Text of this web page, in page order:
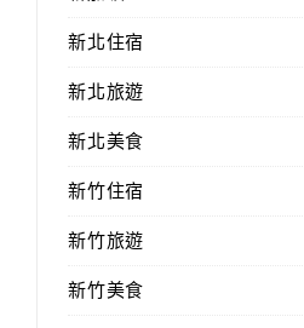
新北住宿
新北旅遊
新北美食
新竹住宿
新竹旅遊
新竹美食